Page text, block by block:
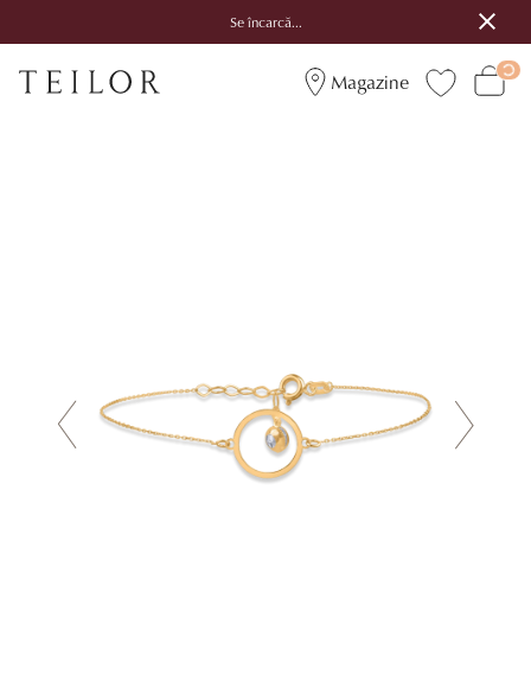
Se încarcă...
Magazine